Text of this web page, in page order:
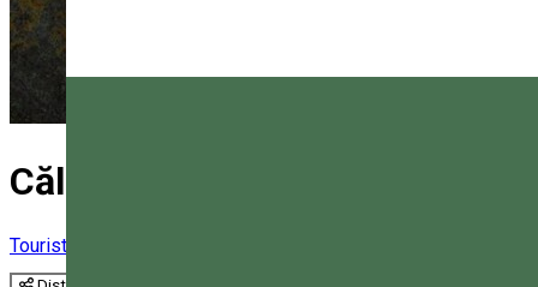
Călărie
Tourist program